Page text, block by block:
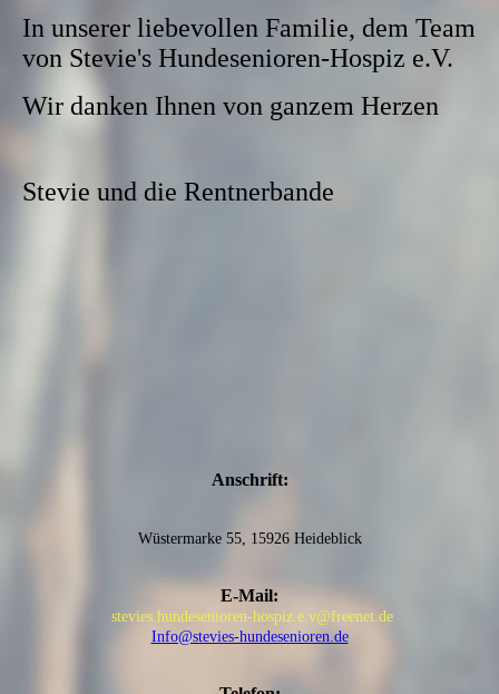
In unserer liebevollen Familie, dem Team
von Stevie's Hundesenioren-Hospiz e.V.
Wir danken Ihnen von ganzem Herzen
Stevie und die Rentnerbande
Anschrift:
Wüstermarke 55, 15926 Heideblick
E-Mail:
stevies.hundesenioren-hospiz.e.v@freenet.de
Info@stevies-hundesenioren.de